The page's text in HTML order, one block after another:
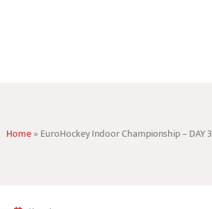
Home» EuroHockey Indoor Championship – DAY 3